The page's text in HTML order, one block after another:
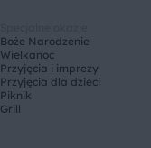
Boże Narodzenie
Wielkanoc
Przyjęcia i imprezy
Przyjęcia dla dzieci
Piknik
Grill